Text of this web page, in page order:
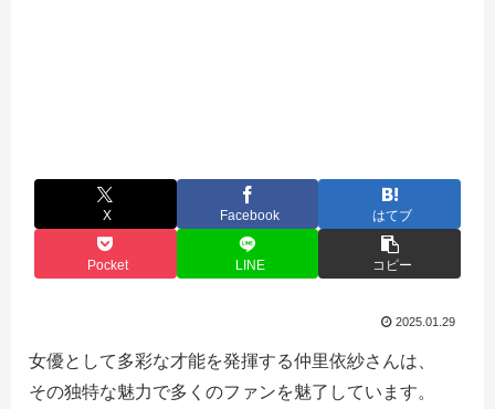
X Facebook はてブ
Pocket LINE コピー
2025.01.29
女優として多彩な才能を発揮する仲里依紗さんは、
その独特な魅力で多くのファンを魅了しています。